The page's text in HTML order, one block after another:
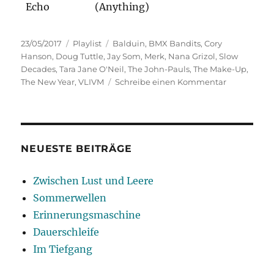
Echo
(Anything)
Veröffentlicht
am
23/05/2017 Kategorien
Playlist Schlagwörter
Balduin, BMX Bandits,Cory
Hanson, Doug Tuttle,Jay Som, Merk, Nana Grizol,Slow
Decades,Tara Jane O'Neil,The John-Pauls,The Make-Up,
The New Year,VLIVM Schreibe einen Kommentarzu
NEUESTE BEITRÄGE
Zwischen Lust und Leere
Sommerwellen
Erinnerungsmaschine
Dauerschleife
Im Tiefgang